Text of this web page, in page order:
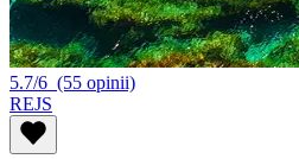
5.7/6 (55 opinii)
REJS